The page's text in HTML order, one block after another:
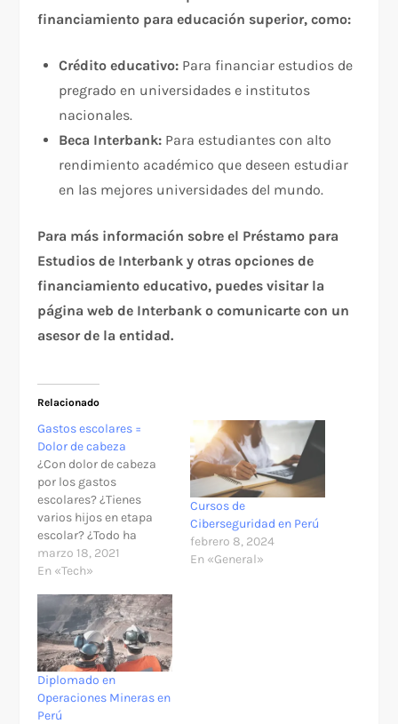
financiamiento para educación superior, como:
Crédito educativo: Para financiar estudios de
pregrado en universidades e institutos
nacionales.
Beca Interbank: Para estudiantes con alto
rendimiento académico que deseen estudiar
en las mejores universidades del mundo.
Para más información sobre el Préstamo para
Estudios de Interbank y otras opciones de
financiamiento educativo, puedes visitar la
página web de Interbank o comunicarte con un
asesor de la entidad.
Relacionado
Gastos escolares =
Dolor de cabeza
¿Con dolor de cabeza
por los gastos
escolares? ¿Tienes
varios hijos en etapa
escolar? ¿Todo ha
subido? No te
preocupes, aquí te
tus gastos de la manera
más fácil. Se acaba el
verano y debemos salir
de compras para pagar
la vuelta al colegio de
nuestros engreídos…
marzo 18, 2021
En «Tech»
Cursos de
Ciberseguridad en Perú
febrero 8, 2024
En «General»
Diplomado en
Operaciones Mineras en
Perú